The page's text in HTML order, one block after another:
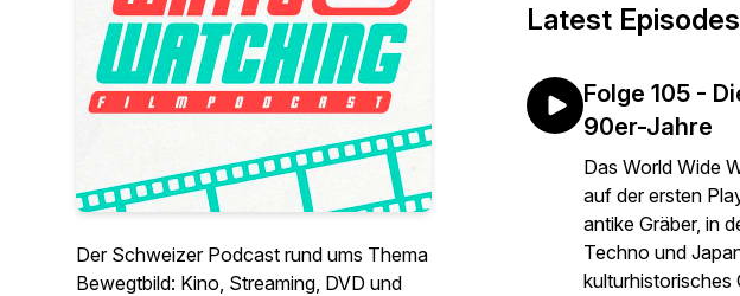
Der Schweizer Podcast rund ums Thema
Bewegtbild: Kino, Streaming, DVD und
Latest Episodes
Folge 105 -
90er-Jahre
Das World Wide
auf der ersten
antike Gräber, in
Techno und
kulturhistorisches